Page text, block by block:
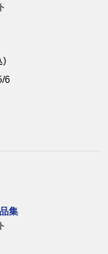
)
6
集